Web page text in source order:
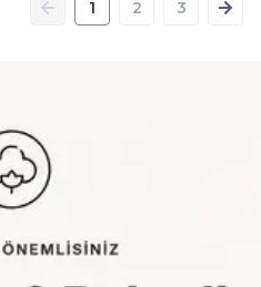
1 2 3